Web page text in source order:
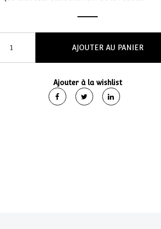
AJOUTER AU PANIER
Ajouter à la wishlist